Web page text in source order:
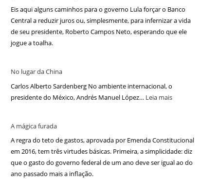
Eis aqui alguns caminhos para o governo Lula forçar o Banco
Central a reduzir juros ou, simplesmente, para infernizar a vida
de seu presidente, Roberto Campos Neto, esperando que ele
jogue a toalha.
No lugar da China
Carlos Alberto Sardenberg No ambiente internacional, o
presidente do México, Andrés Manuel López… Leia mais
A mágica furada
A regra do teto de gastos, aprovada por Emenda Constitucional
em 2016, tem três virtudes básicas. Primeira, a simplicidade: diz
que o gasto do governo federal de um ano deve ser igual ao do
ano passado mais a inflação.